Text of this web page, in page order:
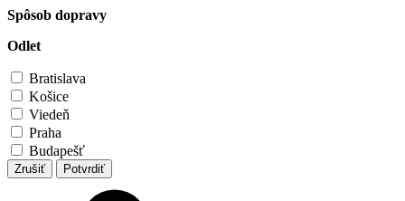
Spôsob dopravy
Odlet
Bratislava
Košice
Viedeň
Praha
Budapešť
Zrušiť Potvrdiť